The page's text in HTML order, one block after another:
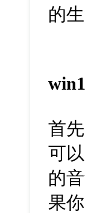
的
首
可
的
果